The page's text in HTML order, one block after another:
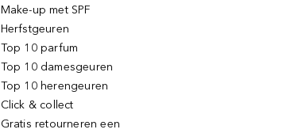
Make-up met SPF
Herfstgeuren
Top 10 parfum
Top 10 damesgeuren
Top 10 herengeuren
Click & collect
Gratis retourneren een